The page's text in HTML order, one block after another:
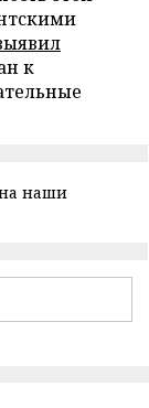
к
наши